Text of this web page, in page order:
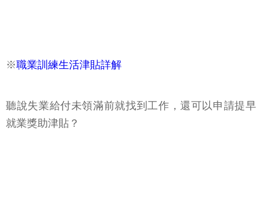
※職業訓練生活津貼詳解
聽說失業給付未領滿前就找到工作，還可以申請提早
就業獎助津貼？